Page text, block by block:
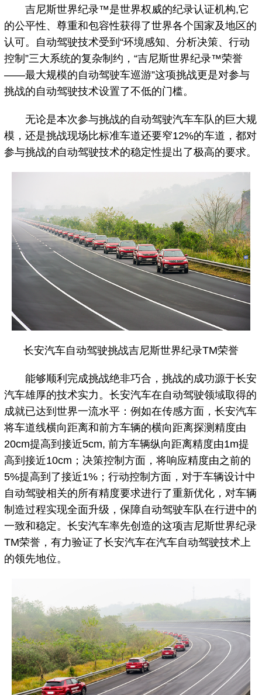
吉尼斯世界纪录™是世界权威的纪录认证机构,它
的公平性、尊重和包容性获得了世界各个国家及地区的
认可。自动驾驶技术受到“环境感知、分析决策、行动
控制”三大系统的复杂制约，“吉尼斯世界纪录™荣誉
——最大规模的自动驾驶车巡游”这项挑战更是对参与
挑战的自动驾驶技术设置了不低的门槛。
无论是本次参与挑战的自动驾驶汽车车队的巨大规
模，还是挑战现场比标准车道还要窄12%的车道，都对
参与挑战的自动驾驶技术的稳定性提出了极高的要求。
长安汽车自动驾驶挑战吉尼斯世界纪录TM荣誉
能够顺利完成挑战绝非巧合，挑战的成功源于长安
汽车雄厚的技术实力。长安汽车在自动驾驶领域取得的
成就已达到世界一流水平：例如在传感方面，长安汽车
将车道线横向距离和前方车辆的横向距离探测精度由
20cm提高到接近5cm, 前方车辆纵向距离精度由1m提
高到接近10cm；决策控制方面，将响应精度由之前的
5%提高到了接近1%；行动控制方面，对于车辆设计中
自动驾驶相关的所有精度要求进行了重新优化，对车辆
制造过程实现全面升级，保障自动驾驶车队在行进中的
一致和稳定。长安汽车率先创造的这项吉尼斯世界纪录
TM荣誉，有力验证了长安汽车在汽车自动驾驶技术上
的领先地位。